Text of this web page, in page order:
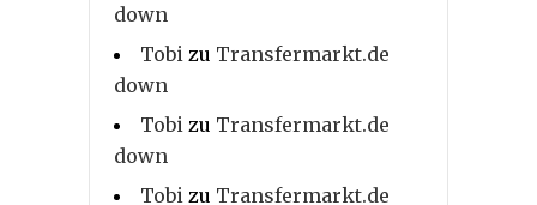
down
Tobi zu Transfermarkt.de
down
Tobi zu Transfermarkt.de
down
Tobi zu Transfermarkt.de